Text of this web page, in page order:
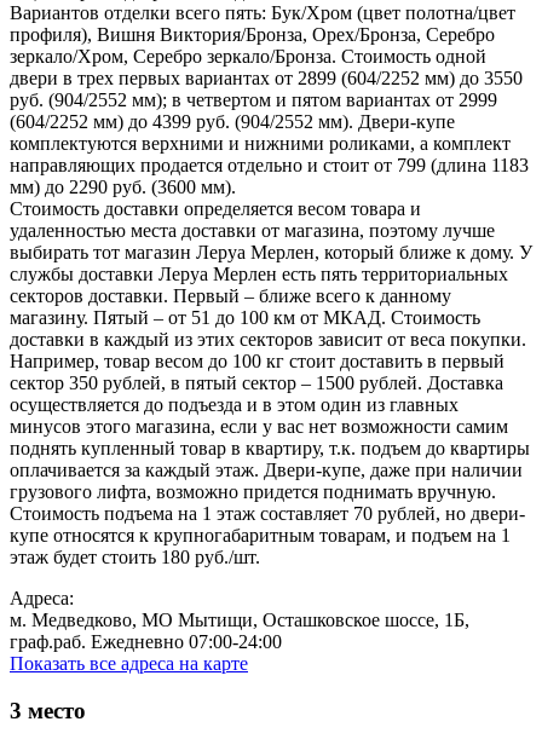
Вариантов отделки всего пять: Бук/Хром (цвет полотна/цвет
профиля), Вишня Виктория/Бронза, Орех/Бронза, Серебро
зеркало/Хром, Серебро зеркало/Бронза. Стоимость одной
двери в трех первых вариантах от 2899 (604/2252 мм) до 3550
руб. (904/2552 мм); в четвертом и пятом вариантах от 2999
(604/2252 мм) до 4399 руб. (904/2552 мм). Двери-купе
комплектуются верхними и нижними роликами, а комплект
направляющих продается отдельно и стоит от 799 (длина 1183
мм) до 2290 руб. (3600 мм).
Стоимость доставки определяется весом товара и
удаленностью места доставки от магазина, поэтому лучше
выбирать тот магазин Леруа Мерлен, который ближе к дому. У
службы доставки Леруа Мерлен есть пять территориальных
секторов доставки. Первый – ближе всего к данному
магазину. Пятый – от 51 до 100 км от МКАД. Стоимость
доставки в каждый из этих секторов зависит от веса покупки.
Например, товар весом до 100 кг стоит доставить в первый
сектор 350 рублей, в пятый сектор – 1500 рублей. Доставка
осуществляется до подъезда и в этом один из главных
минусов этого магазина, если у вас нет возможности самим
поднять купленный товар в квартиру, т.к. подъем до квартиры
оплачивается за каждый этаж. Двери-купе, даже при наличии
грузового лифта, возможно придется поднимать вручную.
Стоимость подъема на 1 этаж составляет 70 рублей, но двери-
купе относятся к крупногабаритным товарам, и подъем на 1
этаж будет стоить 180 руб./шт.
Адреса:
м. Медведково, МО Мытищи, Осташковское шоссе, 1Б,
граф.раб. Ежедневно 07:00-24:00
Показать все адреса на карте
3 место